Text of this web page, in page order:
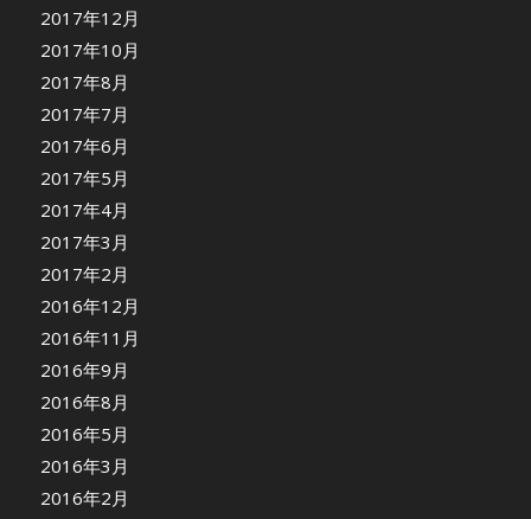
2017年12月
2017年10月
2017年8月
2017年7月
2017年6月
2017年5月
2017年4月
2017年3月
2017年2月
2016年12月
2016年11月
2016年9月
2016年8月
2016年5月
2016年3月
2016年2月